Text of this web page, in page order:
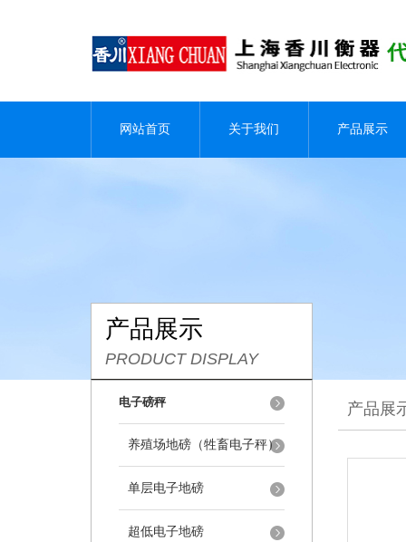
网站首页 关于我们 产品展示
产品展示
PRODUCT DISPLAY
电子磅秤
养殖场地磅（牲畜电子秤）
单层电子地磅
超低电子地磅
产品展